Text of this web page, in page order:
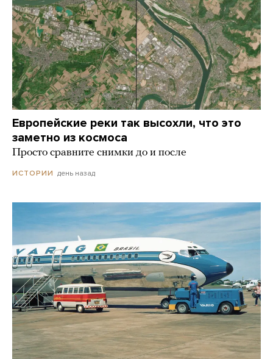
Европейские реки так высохли, что это
заметно из космоса
Просто сравните снимки до и после
ИСТОРИИ день назад